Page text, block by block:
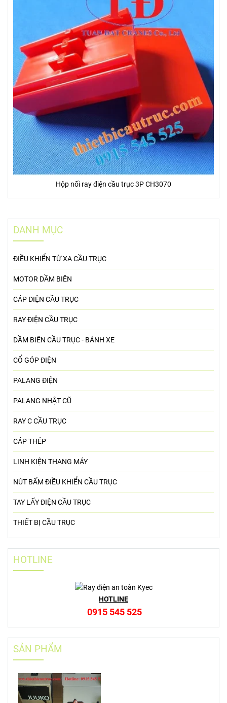
Hộp nối ray điện cầu trục 3P CH3070
DANH MỤC
ĐIỀU KHIỂN TỪ XA CẦU TRỤC
MOTOR DẦM BIÊN
CÁP ĐIỆN CẦU TRỤC
RAY ĐIỆN CẦU TRỤC
DẦM BIÊN CẦU TRỤC - BÁNH XE
CỔ GÓP ĐIỆN
PALANG ĐIỆN
PALANG NHẬT CŨ
RAY C CẦU TRỤC
CÁP THÉP
LINH KIỆN THANG MÁY
NÚT BẤM ĐIỀU KHIỂN CẦU TRỤC
TAY LẤY ĐIỆN CẦU TRỤC
THIẾT BỊ CẦU TRỤC
HOTLINE
HOTLINE
0915 545 525
SẢN PHẨM